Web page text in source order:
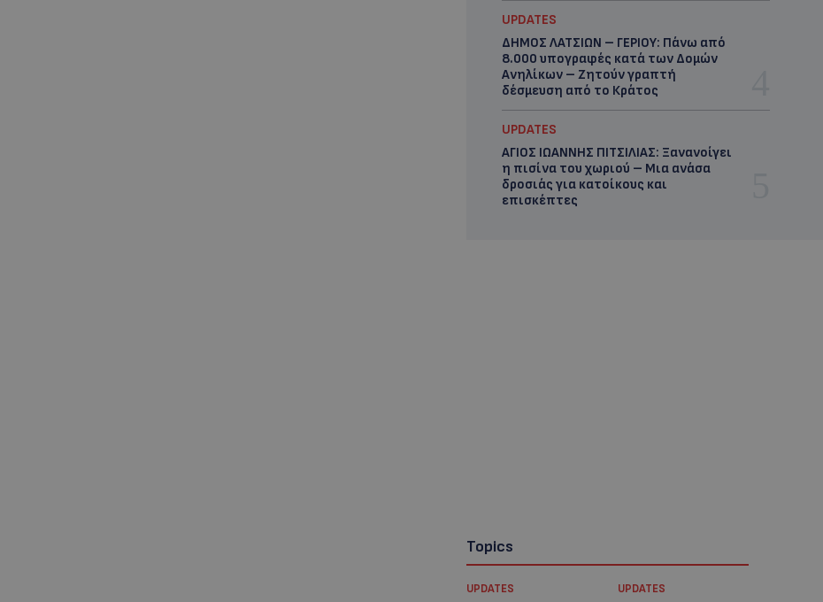
UPDATES
ΔΗΜΟΣ ΛΑΤΣΙΩΝ – ΓΕΡΙΟΥ: Πάνω από
8.000 υπογραφές κατά των Δομών
Ανηλίκων – Ζητούν γραπτή
δέσμευση από το Κράτος
UPDATES
ΑΓΙΟΣ ΙΩΑΝΝΗΣ ΠΙΤΣΙΛΙΑΣ: Ξανανοίγει
η πισίνα του χωριού – Μια ανάσα
δροσιάς για κατοίκους και
επισκέπτες
Topics
UPDATES UPDATES